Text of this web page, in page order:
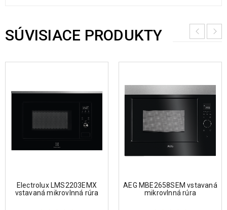
SÚVISIACE PRODUKTY
Electrolux LMS2203EMX
vstavaná mikrovlnná rúra
AEG MBE2658SEM vstavaná
mikrovlnná rúra